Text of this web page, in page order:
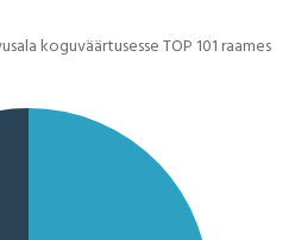
koguväärtusesse TOP 101 raames